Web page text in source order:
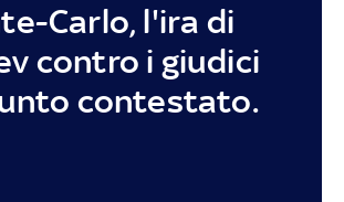
Carlo, l'ira di
contro i giudici
contestato.